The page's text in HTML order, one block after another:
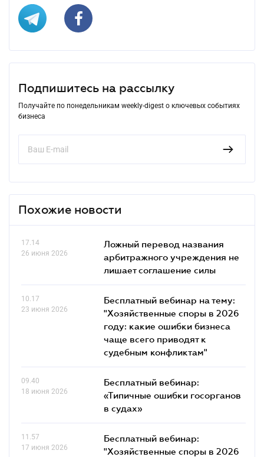
Подпишитесь на рассылку
Получайте по понедельникам weekly-digest о ключевых событиях
бизнеса
Похожие новости
17.14
26 июня 2026
Ложный перевод названия
арбитражного учреждения не
лишает соглашение силы
10.17
23 июня 2026
Бесплатный вебинар на тему:
"Хозяйственные споры в 2026
году: какие ошибки бизнеса
чаще всего приводят к
судебным конфликтам"
09.40
18 июня 2026
Бесплатный вебинар:
«Типичные ошибки госорганов
в судах»
11.57
17 июня 2026
Бесплатный вебинар:
"Хозяйственные споры в 2026